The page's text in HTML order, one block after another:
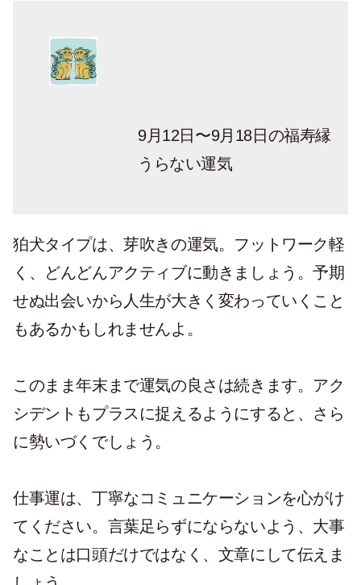
9月12日〜9月18日の福寿縁
うらない運気
狛犬タイプは、芽吹きの運気。フットワーク軽
く、どんどんアクティブに動きましょう。予期
せぬ出会いから人生が大きく変わっていくこと
もあるかもしれませんよ。
このまま年末まで運気の良さは続きます。アク
シデントもプラスに捉えるようにすると、さら
に勢いづくでしょう。
仕事運は、丁寧なコミュニケーションを心がけ
てください。言葉足らずにならないよう、大事
なことは口頭だけではなく、文章にして伝えま